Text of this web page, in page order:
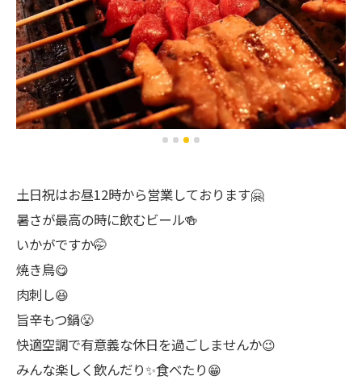
土日祝はお昼12時から営業しております🤗
暑さが最高の時に飲むビール🍻
いかがですか🤭
焼き鳥😋
肉刺し😆
旨辛もつ鍋😤
快適空調で有意義な休日を過ごしませんか😉
みんな楽しく飲んだり✨食べたり😁